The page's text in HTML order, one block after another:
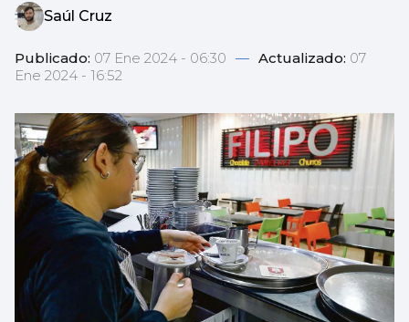
Saúl Cruz
Publicado: 07 Ene 2024 - 06:30 — Actualizado: 07
Ene 2024 - 16:52